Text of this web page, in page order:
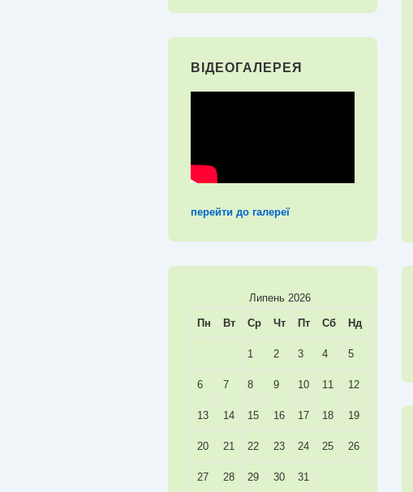
ВІДЕОГАЛЕРЕЯ
перейти до галереї
Липень 2026
Пн Вт Ср Чт Пт Сб Нд
1 2 3 4 5
6 7 8 9 10 11 12
13 14 15 16 17 18 19
20 21 22 23 24 25 26
27 28 29 30 31